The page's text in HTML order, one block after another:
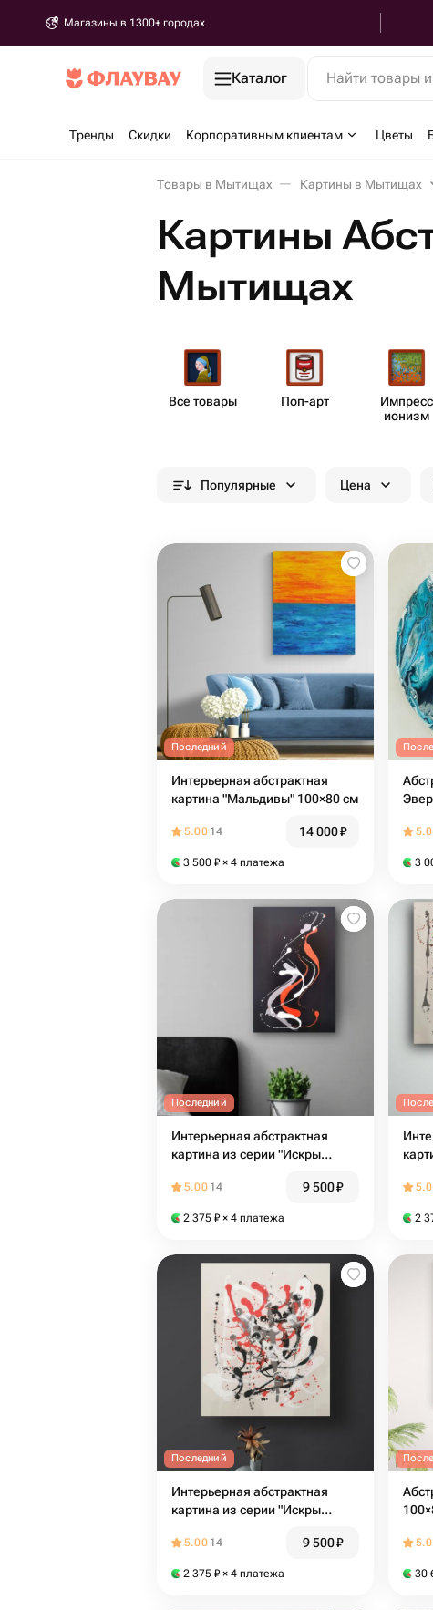
Магазины в 1300+ городах
Каталог Найти товары
Тренды Скидки Корпоративным клиентам Цветы
Товары в Мытищах Картины в Мытищах
Картины
Мытищах
Все товары Поп-арт
Импресс​
ионизм
Популярные Цена
Последний
Интерьерная абстрактная
картина "Мальдивы" 100×80 см
5.00 14 14 000₽
3 500 ₽ × 4 платежа 3
Последний
Интерьерная абстрактная
картина из серии "Искры
5.00 14 9 500₽
2 375 ₽ × 4 платежа 2
Последний
Интерьерная абстрактная
картина из серии "Искры
5.00 14 9 500₽
2 375 ₽ × 4 платежа 30